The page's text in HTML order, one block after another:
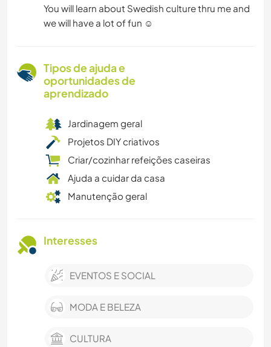
You will learn about Swedish culture thru me and
we will have a lot of fun ☺️
Tipos de ajuda e
oportunidades de
aprendizado
Jardinagem geral
Projetos DIY criativos
Criar/cozinhar refeições caseiras
Ajuda a cuidar da casa
Manutenção geral
Interesses
EVENTOS E SOCIAL
MODA E BELEZA
CULTURA